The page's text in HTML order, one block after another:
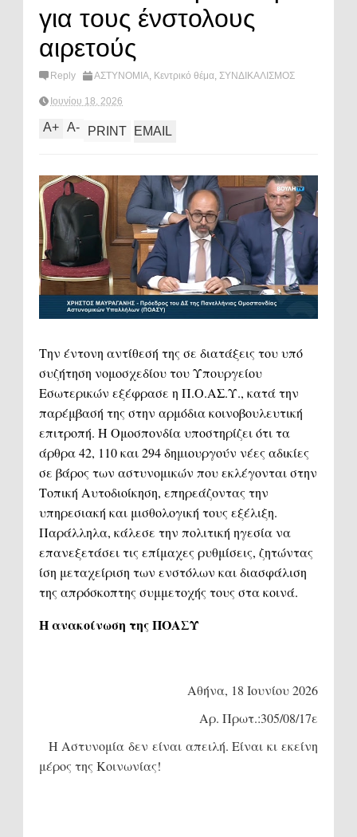
για τους ένστολους
αιρετούς
Reply ΑΣΤΥΝΟΜΙΑ, Κεντρικό θέμα, ΣΥΝΔΙΚΑΛΙΣΜΟΣ
Ιουνίου 18, 2026
A+ A- PRINT EMAIL
Την έντονη αντίθεσή της σε διατάξεις του υπό
συζήτηση νομοσχεδίου του Υπουργείου
Εσωτερικών εξέφρασε η Π.Ο.ΑΣ.Υ., κατά την
παρέμβασή της στην αρμόδια κοινοβουλευτική
επιτροπή. Η Ομοσπονδία υποστηρίζει ότι τα
άρθρα 42, 110 και 294 δημιουργούν νέες αδικίες
σε βάρος των αστυνομικών που εκλέγονται στην
Τοπική Αυτοδιοίκηση, επηρεάζοντας την
υπηρεσιακή και μισθολογική τους εξέλιξη.
Παράλληλα, κάλεσε την πολιτική ηγεσία να
επανεξετάσει τις επίμαχες ρυθμίσεις, ζητώντας
ίση μεταχείριση των ενστόλων και διασφάλιση
της απρόσκοπτης συμμετοχής τους στα κοινά.
Η ανακοίνωση της ΠΟΑΣΥ
Αθήνα, 18 Ιουνίου 2026
Αρ. Πρωτ.:305/08/17ε
Η Αστυνομία δεν είναι απειλή. Είναι κι εκείνη
μέρος της Κοινωνίας!